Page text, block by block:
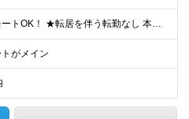
★フルリモートOK！ ★転居を伴う転勤なし 本社またはプロジェクト先にて勤務いただきます！ ※プロジェクト先は一都三県及び23区内がメイン 【本社】 東京都新宿区神楽坂1-2 研究社英語センタービ
がメイン